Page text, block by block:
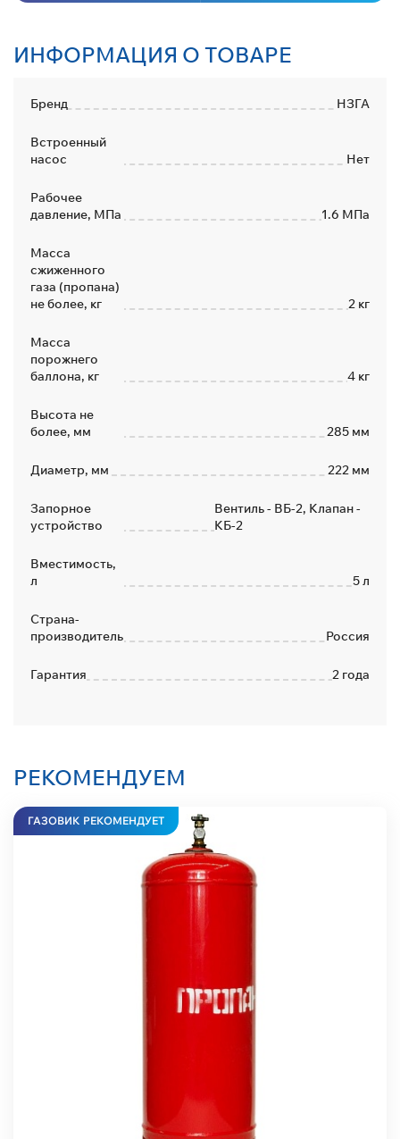
ИНФОРМАЦИЯ О ТОВАРЕ
Бренд НЗГА
Встроенный
насос
Нет
Рабочее
давление, МПа
1.6 МПа
Масса
сжиженного
газа (пропана)
не более, кг
2 кг
Масса
порожнего
баллона, кг
4 кг
Высота не
более, мм
285 мм
Диаметр, мм 222 мм
Запорное
устройство
Вентиль - ВБ-2, Клапан -
КБ-2
Вместимость,
л
5 л
Страна-
производитель
Россия
Гарантия 2 года
РЕКОМЕНДУЕМ
ГАЗОВИК РЕКОМЕНДУЕТ